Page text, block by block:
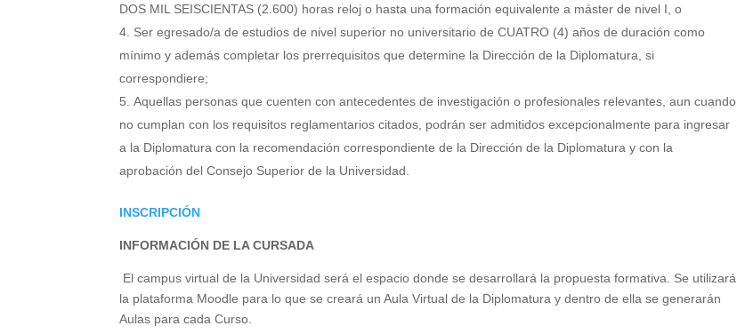
DOS MIL SEISCIENTAS (2.600) horas reloj o hasta una formación equivalente a máster de nivel I, o
Ser egresado/a de estudios de nivel superior no universitario de CUATRO (4) años de duración como
mínimo y además completar los prerrequisitos que determine la Dirección de la Diplomatura, si
correspondiere;
Aquellas personas que cuenten con antecedentes de investigación o profesionales relevantes, aun cuando
no cumplan con los requisitos reglamentarios citados, podrán ser admitidos excepcionalmente para ingresar
a la Diplomatura con la recomendación correspondiente de la Dirección de la Diplomatura y con la
aprobación del Consejo Superior de la Universidad.
INSCRIPCIÓN
INFORMACIÓN DE LA CURSADA
El campus virtual de la Universidad será el espacio donde se desarrollará la propuesta formativa. Se utilizará
la plataforma Moodle para lo que se creará un Aula Virtual de la Diplomatura y dentro de ella se generarán
Aulas para cada Curso.